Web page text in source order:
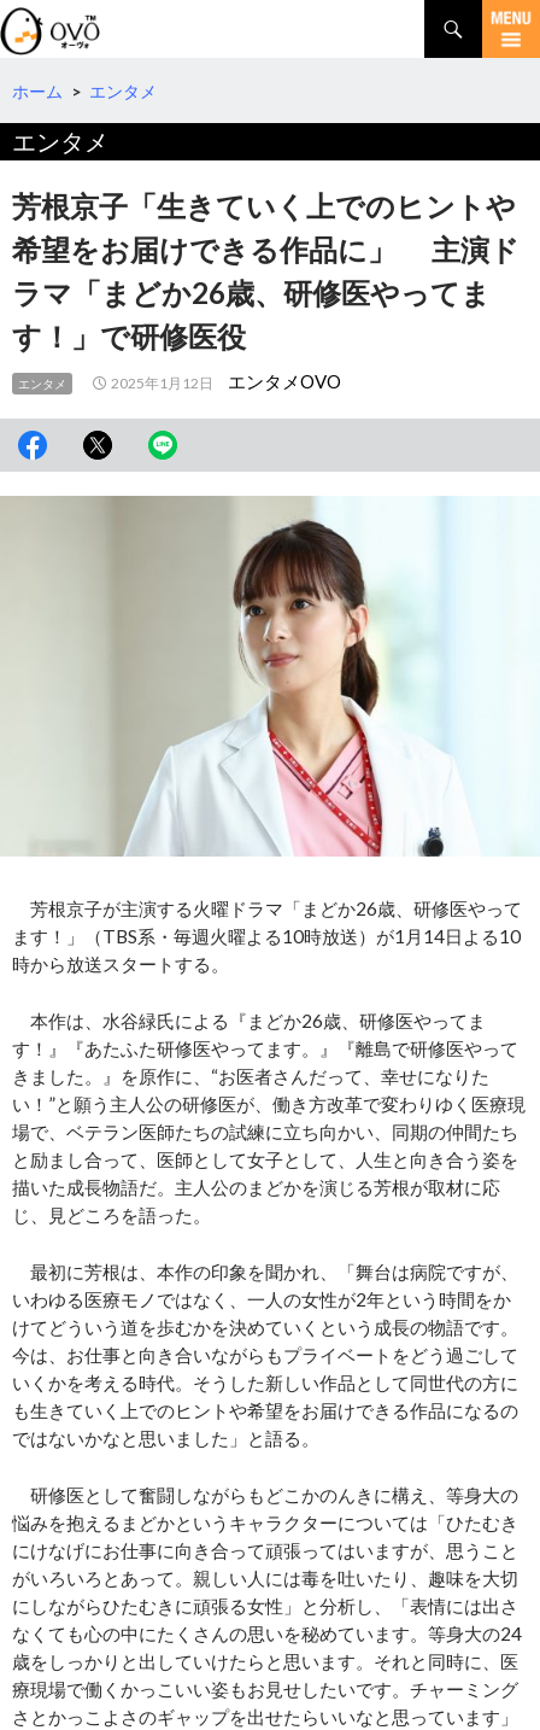
検
索
コ
テ
へ
移
動
ホーム > エンタメ
エンタメ
芳根京子「生きていく上でのヒントや
希望をお届けできる作品に」 主演ド
ラマ「まどか26歳、研修医やってま
す！」で研修医役
エンタメ 2025年1月12日 エンタメOVO
芳根京子が主演する火曜ドラマ「まどか26歳、研修医やって
ます！」（TBS系・毎週火曜よる10時放送）が1月14日よる10
時から放送スタートする。
本作は、水谷緑氏による『まどか26歳、研修医やってま
す！』『あたふた研修医やってます。』『離島で研修医やって
きました。』を原作に、“お医者さんだって、幸せになりた
い！”と願う主人公の研修医が、働き方改革で変わりゆく医療現
場で、ベテラン医師たちの試練に立ち向かい、同期の仲間たち
と励まし合って、医師として女子として、人生と向き合う姿を
描いた成長物語だ。主人公のまどかを演じる芳根が取材に応
じ、見どころを語った。
最初に芳根は、本作の印象を聞かれ、「舞台は病院ですが、
いわゆる医療モノではなく、一人の女性が2年という時間をか
けてどういう道を歩むかを決めていくという成長の物語です。
今は、お仕事と向き合いながらもプライベートをどう過ごして
いくかを考える時代。そうした新しい作品として同世代の方に
も生きていく上でのヒントや希望をお届けできる作品になるの
ではないかなと思いました」と語る。
研修医として奮闘しながらもどこかのんきに構え、等身大の
悩みを抱えるまどかというキャラクターについては「ひたむき
にけなげにお仕事に向き合って頑張ってはいますが、思うこと
がいろいろとあって。親しい人には毒を吐いたり、趣味を大切
にしながらひたむきに頑張る女性」と分析し、「表情には出さ
なくても心の中にたくさんの思いを秘めています。等身大の24
歳をしっかりと出していけたらと思います。それと同時に、医
療現場で働くかっこいい姿もお見せしたいです。チャーミング
さとかっこよさのギャップを出せたらいいなと思っています」